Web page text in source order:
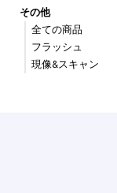
その他
全ての商品
フラッシュ
現像&スキャン